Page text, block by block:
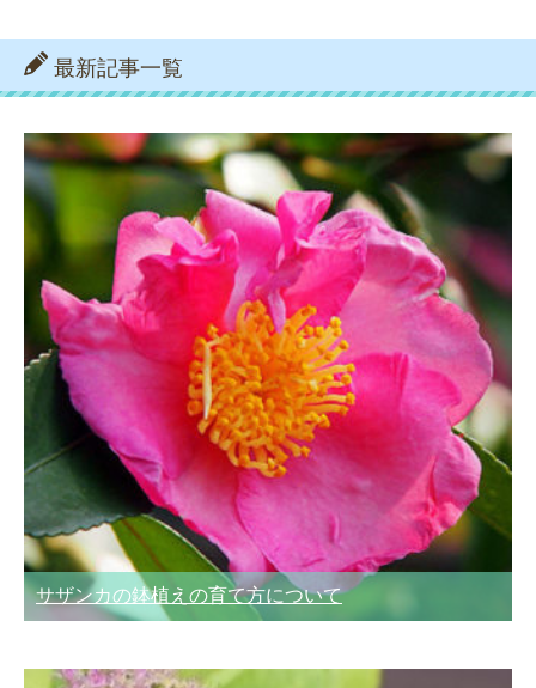
最新記事一覧
サザンカの鉢植えの育て方について